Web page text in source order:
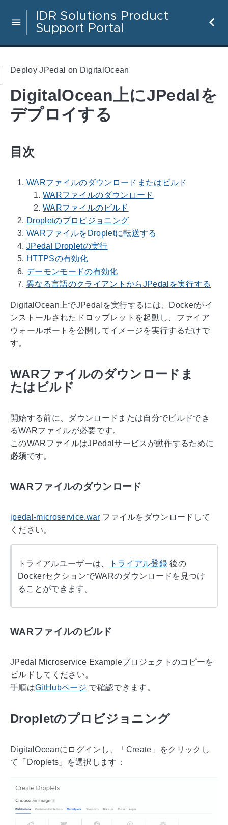
IDR Solutions Product
Support Portal
Deploy JPedal on DigitalOcean
DigitalOcean上にJPedalを
デプロイする
目次
WARファイルのダウンロードまたはビルド
WARファイルのダウンロード
WARファイルのビルド
Dropletのプロビジョニング
WARファイルをDropletに転送する
JPedal Dropletの実行
HTTPSの有効化
デーモンモードの有効化
異なる言語のクライアントからJPedalを実行する
DigitalOcean上でJPedalを実行するには、Dockerがイ
ンストールされたドロップレットを起動し、ファイア
ウォールポートを公開してイメージを実行するだけで
す。
WARファイルのダウンロードま
たはビルド
開始する前に、ダウンロードまたは自分でビルドでき
るWARファイルが必要です。
このWARファイルはJPedalサービスが動作するために
必須です。
WARファイルのダウンロード
jpedal-microservice.war ファイルをダウンロードして
ください。
トライアルユーザーは、 トライアル登録後の
DockerセクションでWARのダウンロードを見つけ
ることができます。
WARファイルのビルド
JPedal Microservice Exampleプロジェクトのコピーを
ビルドしてください。
手順はGitHubページ で確認できます。
Dropletのプロビジョニング
DigitalOceanにログインし、「Create」をクリックし
て「Droplets」を選択します：